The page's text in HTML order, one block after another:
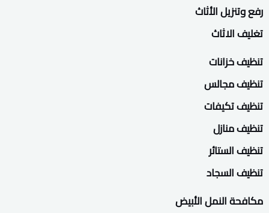
رفع وتنزيل الأثاث
تغليف الاثاث
تنظيف خزانات
تنظيف مجالس
تنظيف تكيفات
تنظيف منازل
تنظيف الستائر
تنظيف السجاد
مكافحة النمل الأبيض